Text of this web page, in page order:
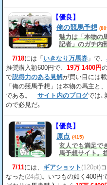
【優良】
俺の競馬予想
魅力は「本物の
記者」のガチ内
7/18には「いきなり万馬券 」で、
推奨購入額600円で、 19万 1400円
で説得力のある見解が買い目には載
「俺の競馬予想」は本物の馬主と
である。 サイト内のブログでは､
ので必見だ｡
【優良】
原点 (415)
玄人でも満足で
馬予想サイト。
7/11には、 ギアショット (120pt)
なった(24点)。いつもの如く400円